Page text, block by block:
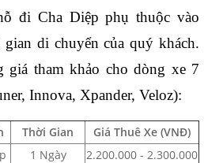
đi Cha Diệp phụ thuộc vào
di chuyển của quý khách.
giá tham khảo cho dòng xe 7
Innova, Xpander, Veloz):
Thời Gian
Giá Thuê Xe (VNĐ)
1 Ngày
2.200.000 - 2.300.000